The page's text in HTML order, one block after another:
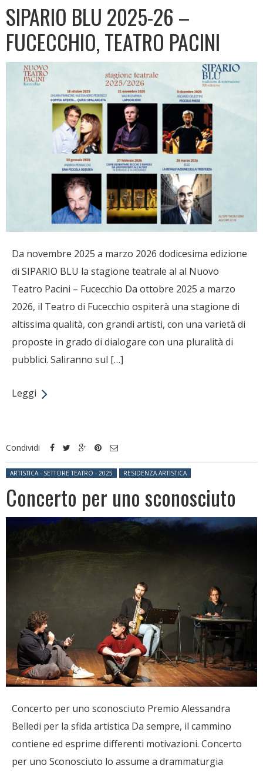
SIPARIO BLU 2025-26 –
FUCECCHIO, TEATRO PACINI
Da novembre 2025 a marzo 2026 dodicesima edizione
di SIPARIO BLU la stagione teatrale al al Nuovo
Teatro Pacini – Fucecchio Da ottobre 2025 a marzo
2026, il Teatro di Fucecchio ospiterà una stagione di
altissima qualità, con grandi artisti, con una varietà di
proposte in grado di dialogare con una pluralità di
pubblici. Saliranno sul […]
Leggi
Condividi
Posted in:
ARTISTICA - SETTORE TEATRO - 2025 RESIDENZA ARTISTICA
Concerto per uno sconosciuto
Concerto per uno sconosciuto Premio Alessandra
Belledi per la sfida artistica Da sempre, il cammino
contiene ed esprime differenti motivazioni. Concerto
per uno Sconosciuto lo assume a drammaturgia